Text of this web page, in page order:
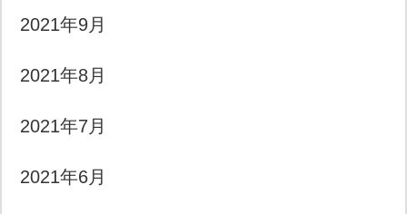
2021年9月
2021年8月
2021年7月
2021年6月